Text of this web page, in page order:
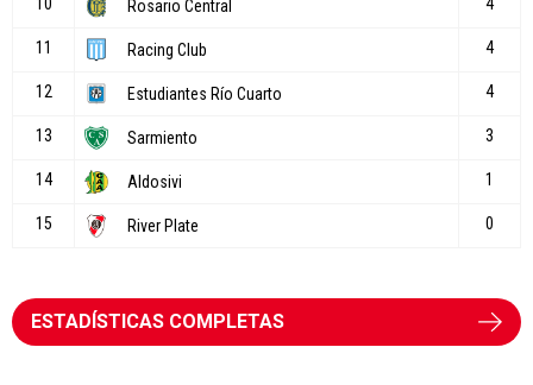
ESTADÍSTICAS COMPLETAS